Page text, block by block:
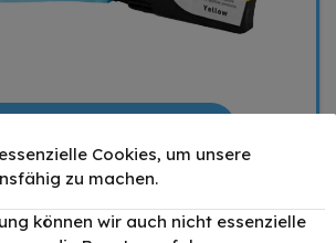
Stückpreis
29,90 €
Cookies, um unsere
zu machen.
können wir auch nicht essenzielle